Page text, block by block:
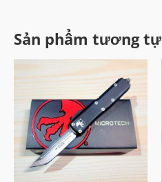
Sản phẩm tương tự